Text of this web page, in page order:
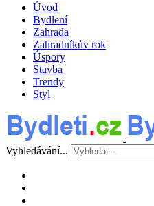
Úvod
Bydlení
Zahrada
Zahradníkův rok
Úspory
Stavba
Trendy
Styl
Vyhledávání...